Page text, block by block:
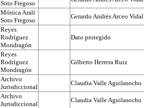
Soto Fregoso
Mónica Aralí
Soto Fregoso
Gerardo Andrés Arceo Vidal
Reyes
Rodríguez
Mondragón
Dato protegido
Reyes
Rodríguez
Mondragón
Gilberto Herrera Ruiz
Archivo
Jurisdiccional
Claudia Valle Aguilasocho
Archivo
Jurisdiccional
Claudia Valle Aguilasocho